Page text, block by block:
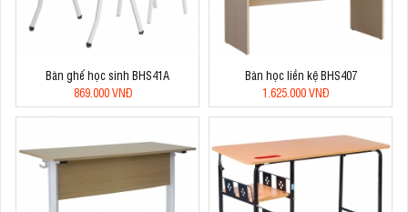
Bàn ghế học sinh BHS41A
869.000 VNĐ
Bàn học liền kệ BHS407
1.625.000 VNĐ